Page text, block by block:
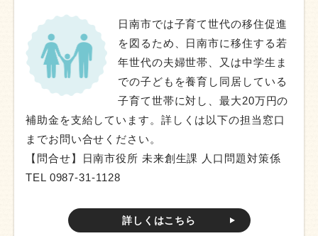
日南市では子育て世代の移住促進
を図るため、日南市に移住する若
年世代の夫婦世帯、又は中学生ま
での子どもを養育し同居している
子育て世帯に対し、最大20万円の
補助金を支給しています。詳しくは以下の担当窓口
までお問い合せください。
【問合せ】日南市役所 未来創生課 人口問題対策係
TEL 0987-31-1128
詳しくはこちら